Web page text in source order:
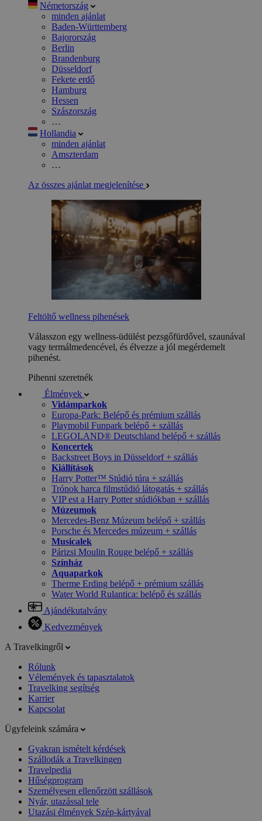
Németország
minden ajánlat
Baden-Württemberg
Bajorország
Berlin
Brandenburg
Düsseldorf
Fekete erdő
Hamburg
Hessen
Szászország
…
Hollandia
minden ajánlat
Amszterdam
…
Az összes ajánlat megjelenítése
Feltöltő wellness pihenések
Válasszon egy wellness-üdülést pezsgőfürdővel, szaunával
vagy termálmedencével, és élvezze a jól megérdemelt
pihenést.
Pihenni szeretnék
Élmények
Vidámparkok
Europa-Park: Belépő és prémium szállás
Playmobil Funpark belépő + szállás
LEGOLAND® Deutschland belépő + szállás
Koncertek
Backstreet Boys in Düsseldorf + szállás
Kiállítások
Harry Potter™ Stúdió túra + szállás
Trónok harca filmstúdió látogatás + szállás
VIP est a Harry Potter stúdiókban + szállás
Múzeumok
Mercedes-Benz Múzeum belépő + szállás
Porsche és Mercedes múzeum + szállás
Musicalek
Párizsi Moulin Rouge belépő + szállás
Színház
Aquaparkok
Therme Erding belépő + prémium szállás
Water World Rulantica: belépő és szállás
Ajándékutalvány
Kedvezmények
A Travelkingről
Rólunk
Vélemények és tapasztalatok
Travelking segítség
Karrier
Kapcsolat
Ügyfeleink számára
Gyakran ismételt kérdések
Szállodák a Travelkingen
Travelpedia
Hűségprogram
Személyesen ellenőrzött szállások
Nyár, utazással tele
Utazási élmények Szép-kártyával